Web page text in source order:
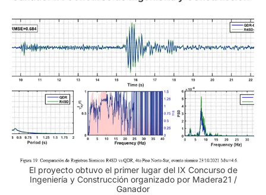
El proyecto obtuvo el primer lugar del IX Concurso de
Ingeniería y Construcción organizado por Madera21 /
Ganador